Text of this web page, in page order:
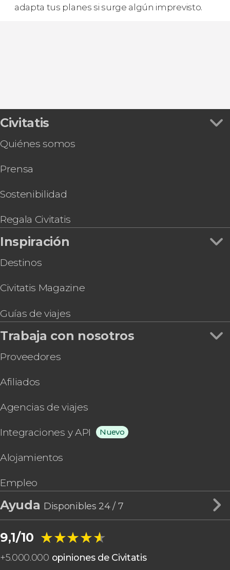
adapta tus planes si surge algún imprevisto.
Civitatis
Quiénes somos
Prensa
Sostenibilidad
Regala Civitatis
Inspiración
Destinos
Civitatis Magazine
Guías de viajes
Trabaja con nosotros
Proveedores
Afiliados
Agencias de viajes
Integraciones y API Nuevo
Alojamientos
Empleo
Ayuda Disponibles 24 / 7
9,1/10 ★★★★★
★★★★★
+5.000.000 opiniones de Civitatis